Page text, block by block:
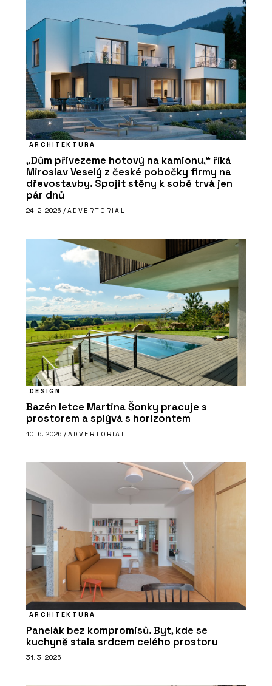
ARCHITEKTURA
„Dům přivezeme hotový na kamionu,“ říká
Miroslav Veselý z české pobočky firmy na
dřevostavby. Spojit stěny k sobě trvá jen
pár dnů
24. 2. 2026 / ADVERTORIAL
DESIGN
Bazén letce Martina Šonky pracuje s
prostorem a splývá s horizontem
10. 6. 2026 / ADVERTORIAL
ARCHITEKTURA
Panelák bez kompromisů. Byt, kde se
kuchyně stala srdcem celého prostoru
31. 3. 2026